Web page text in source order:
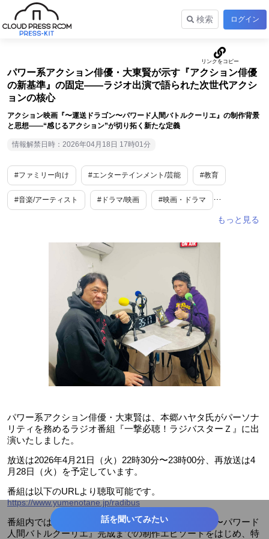
検索 ログイン
パワー系アクション俳優・大東賢が示す『アクション俳優
の新基準』の固定――ラジオ出演で語られた次世代アクシ
ョンの核心
アクション映画『〜運送ドラゴン〜パワード人間バトルクーリエ』の制作背景
と思想――“感じるアクション”が切り拓く新たな定義
情報解禁日時：2026年04月18日 17時01分
#ファミリー向け #エンターテインメント/芸能 #教育
#音楽/アーティスト #ドラマ/映画 #映画・ドラマ
#世界唯一
パワー系アクション俳優・大東賢は、本郷ハヤタ氏がパーソナ
リティを務めるラジオ番組『一撃必聴！ラジバスターＺ』に出
演いたしました。
放送は2026年4月21日（火）22時30分〜23時00分、再放送は4
月28日（火）を予定しています。
番組は以下のURLより聴取可能です。
https://www.yumenotane.jp/radibus
番組内では、主演アクション映画『〜運送ドラゴン〜パワード
人間バトルクーリエ』完成までの制作エピソードをはじめ、特
話を聞いてみたい